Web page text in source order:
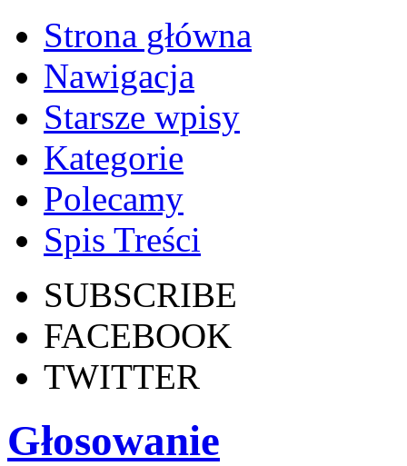
Strona główna
Nawigacja
Starsze wpisy
Kategorie
Polecamy
Spis Treści
SUBSCRIBE
FACEBOOK
TWITTER
Głosowanie